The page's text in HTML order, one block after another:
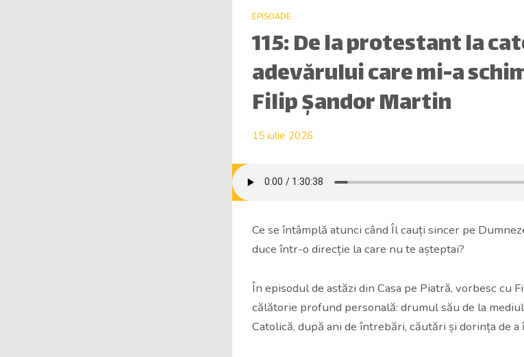
EPISOADE
115: De la protestant la
adevărului care mi-a
Filip Șandor Martin
15 iulie 2026
Ce se întâmplă atunci când Îl cauți sincer pe
duce într-o direcție la care nu te așteptai?
În episodul de astăzi din Casa pe Piatră, vorbesc cu
călătorie profund personală: drumul său de la
Catolică, după ani de întrebări, căutări și dorința de